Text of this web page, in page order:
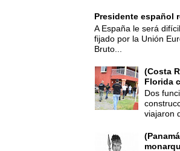
Presidente español
A España le será
fijado por la Unión
Bruto...
(Costa
Florida
Dos
viajaron